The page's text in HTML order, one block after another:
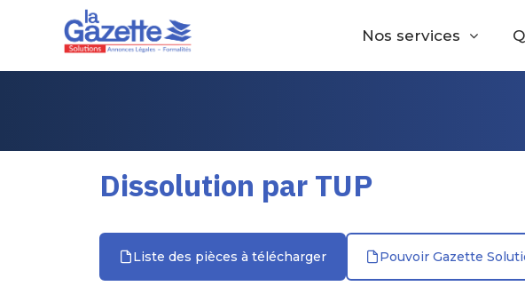
Nos services
Dissolution par TUP
Liste des pièces à télécharger Pouvoir Gazette